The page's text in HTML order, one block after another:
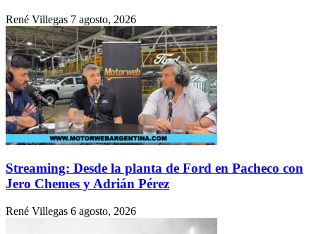
René Villegas 7 agosto, 2026
Streaming: Desde la planta de Ford en Pacheco con
Jero Chemes y Adrián Pérez
René Villegas 6 agosto, 2026